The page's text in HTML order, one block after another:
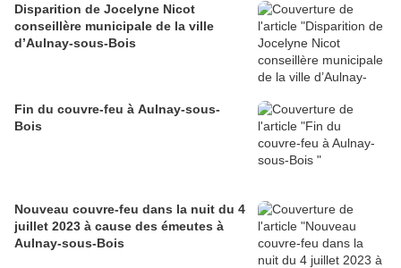
Disparition de Jocelyne Nicot
conseillère municipale de la ville
d’Aulnay-sous-Bois
Fin du couvre-feu à Aulnay-sous-
Bois
Nouveau couvre-feu dans la nuit du 4
juillet 2023 à cause des émeutes à
Aulnay-sous-Bois